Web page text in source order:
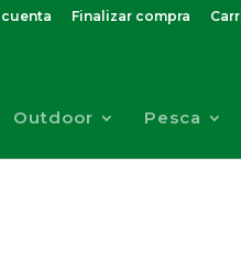
Finalizar compra
Outdoor Pesca